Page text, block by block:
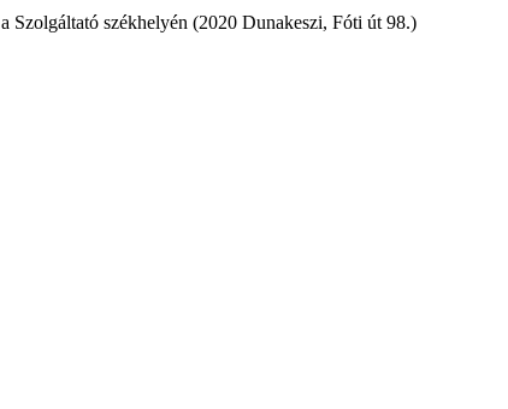
Szolgáltató székhelyén (2020 Dunakeszi, Fóti út 98.)